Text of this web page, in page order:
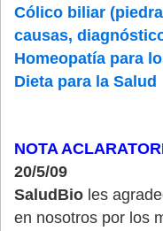
Cólico biliar
causas,
Homeopatía para
Dieta para la Salud
NOTA
20/5/09
SaludBio les
en nosotros por los